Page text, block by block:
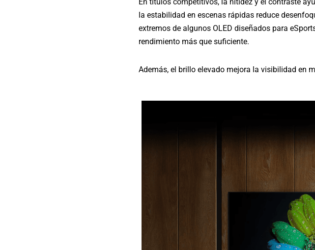
la estabilidad en escenas rápidas reduce
extremos de algunos OLED diseñados para
rendimiento más que suficiente.
Además, el brillo elevado mejora la visibilidad en